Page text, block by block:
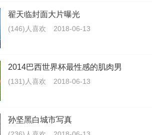
翟天临封面大片曝光
(146)人喜欢 2018-06-13
2014巴西世界杯最性感的肌肉男
(131)人喜欢 2018-06-13
孙坚黑白城市写真